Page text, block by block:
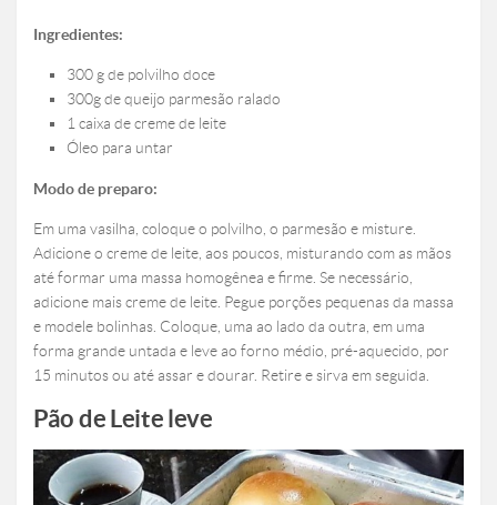
Ingredientes:
300 g de polvilho doce
300g de queijo parmesão ralado
1 caixa de creme de leite
Óleo para untar
Modo de preparo:
Em uma vasilha, coloque o polvilho, o parmesão e misture.
Adicione o creme de leite, aos poucos, misturando com as mãos
até formar uma massa homogênea e firme. Se necessário,
adicione mais creme de leite. Pegue porções pequenas da massa
e modele bolinhas. Coloque, uma ao lado da outra, em uma
forma grande untada e leve ao forno médio, pré-aquecido, por
15 minutos ou até assar e dourar. Retire e sirva em seguida.
Pão de Leite leve